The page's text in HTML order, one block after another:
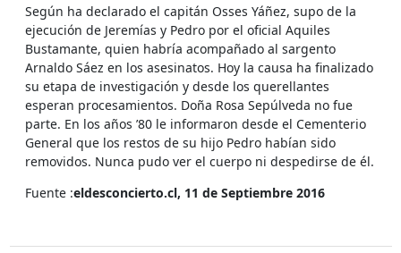
Según ha declarado el capitán Osses Yáñez, supo de la
ejecución de Jeremías y Pedro por el oficial Aquiles
Bustamante, quien habría acompañado al sargento
Arnaldo Sáez en los asesinatos. Hoy la causa ha finalizado
su etapa de investigación y desde los querellantes
esperan procesamientos. Doña Rosa Sepúlveda no fue
parte. En los años ’80 le informaron desde el Cementerio
General que los restos de su hijo Pedro habían sido
removidos. Nunca pudo ver el cuerpo ni despedirse de él.
Fuente :eldesconcierto.cl, 11 de Septiembre 2016